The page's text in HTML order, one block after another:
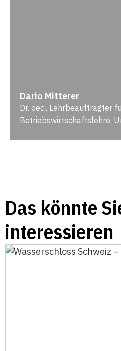
Dario Mitterer
Dr. oec., Lehrbeauftragter
Betriebswirtschaftslehre,
Das könnte
interessieren